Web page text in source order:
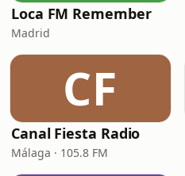
Loca FM Remember
Madrid
CF
Canal Fiesta Radio
Málaga · 105.8 FM